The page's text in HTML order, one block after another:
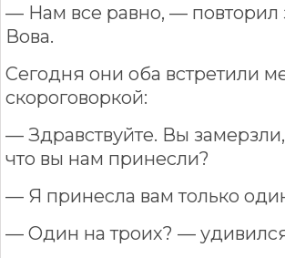
— Нам все равно, — повторил
Вова.
Сегодня они оба встретили
скороговоркой:
— Здравствуйте. Вы замерзли,
что вы нам принесли?
— Я принесла вам только
— Один на троих? —